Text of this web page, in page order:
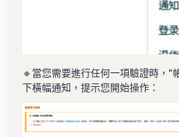
🔹當您需要進行任何一項驗證時，“
下橫幅通知，提示您開始操作：